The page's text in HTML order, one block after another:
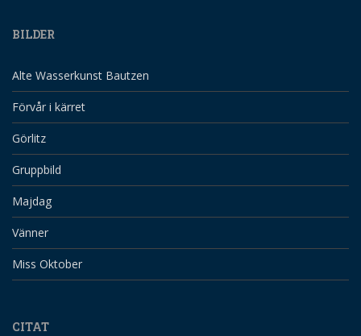
BILDER
Alte Wasserkunst Bautzen
Förvår i kärret
Görlitz
Gruppbild
Majdag
Vänner
Miss Oktober
CITAT